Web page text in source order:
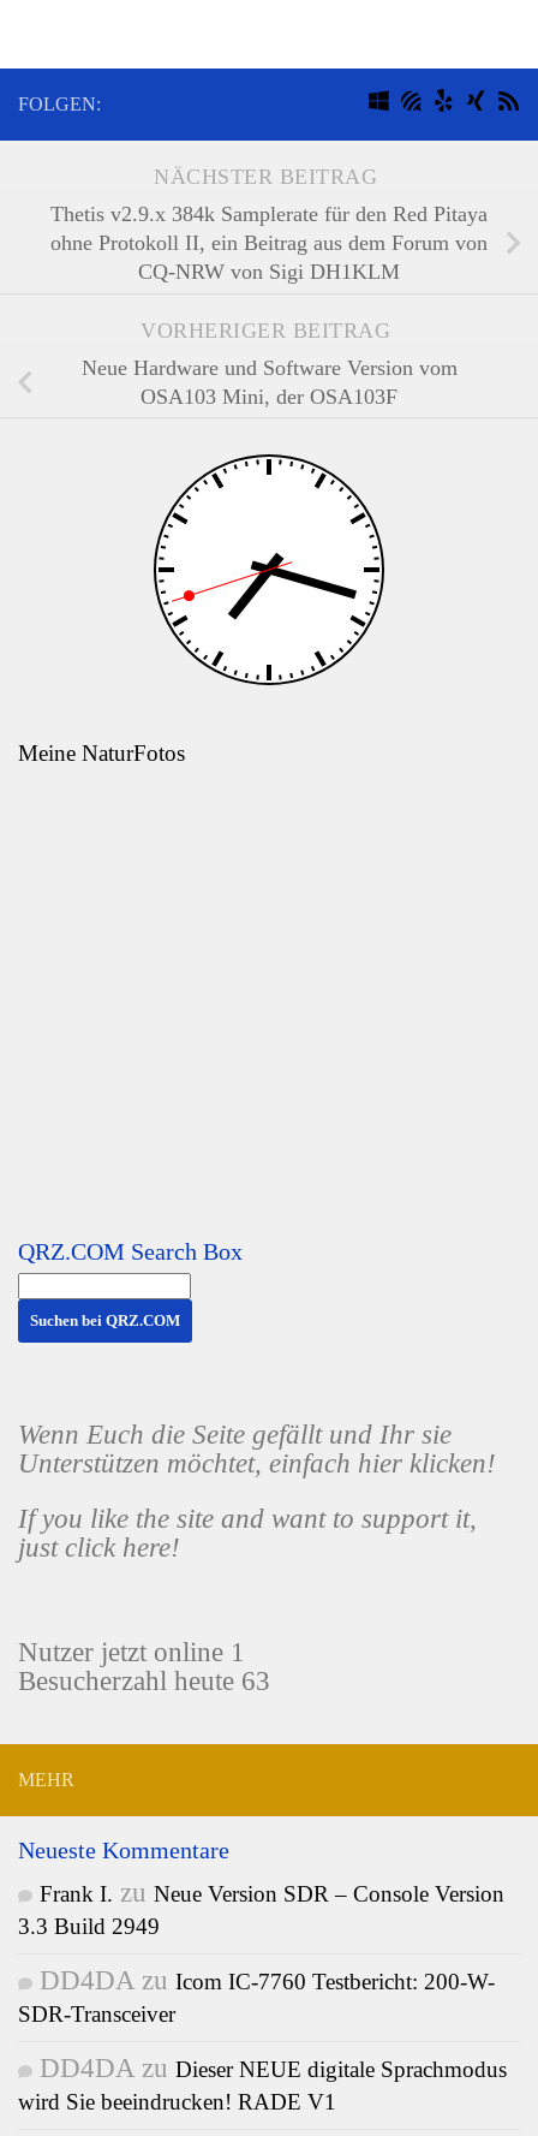
FOLGEN:
NÄCHSTER BEITRAG
Thetis v2.9.x 384k Samplerate für den Red Pitaya
ohne Protokoll II, ein Beitrag aus dem Forum von
CQ-NRW von Sigi DH1KLM
VORHERIGER BEITRAG
Neue Hardware und Software Version vom
OSA103 Mini, der OSA103F
Meine NaturFotos
QRZ.COM Search Box
Wenn Euch die Seite gefällt und Ihr sie
Unterstützen möchtet, einfach hier klicken!
If you like the site and want to support it,
just click here!
Nutzer jetzt online 1
Besucherzahl heute 63
MEHR
Neueste Kommentare
Frank I. zu Neue Version SDR – Console Version
3.3 Build 2949
DD4DA zu Icom IC-7760 Testbericht: 200-W-
SDR-Transceiver
DD4DA zu Dieser NEUE digitale Sprachmodus
wird Sie beeindrucken! RADE V1